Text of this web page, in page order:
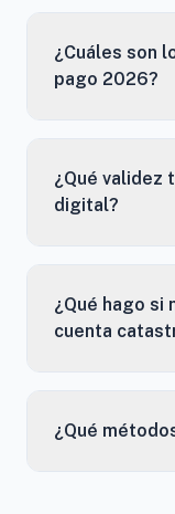
¿Cuáles son
pago 2026?
¿Qué validez
digital?
¿Qué hago si
cuenta
¿Qué